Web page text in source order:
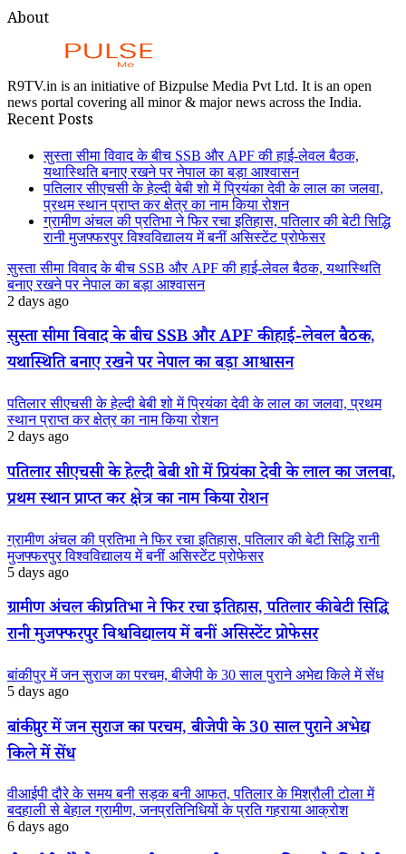
About
R9TV.in is an initiative of Bizpulse Media Pvt Ltd. It is an open
news portal covering all minor & major news across the India.
Recent Posts
सुस्ता सीमा विवाद के बीच SSB और APF की हाई-लेवल बैठक,
यथास्थिति बनाए रखने पर नेपाल का बड़ा आश्वासन
पतिलार सीएचसी के हेल्दी बेबी शो में प्रियंका देवी के लाल का जलवा,
प्रथम स्थान प्राप्त कर क्षेत्र का नाम किया रोशन
ग्रामीण अंचल की प्रतिभा ने फिर रचा इतिहास, पतिलार की बेटी सिद्धि
रानी मुजफ्फरपुर विश्वविद्यालय में बनीं असिस्टेंट प्रोफेसर
सुस्ता सीमा विवाद के बीच SSB और APF की हाई-लेवल बैठक, यथास्थिति
बनाए रखने पर नेपाल का बड़ा आश्वासन
2 days ago
सुस्ता सीमा विवाद के बीच SSB और APF की हाई-लेवल बैठक,
यथास्थिति बनाए रखने पर नेपाल का बड़ा आश्वासन
पतिलार सीएचसी के हेल्दी बेबी शो में प्रियंका देवी के लाल का जलवा, प्रथम
स्थान प्राप्त कर क्षेत्र का नाम किया रोशन
2 days ago
पतिलार सीएचसी के हेल्दी बेबी शो में प्रियंका देवी के लाल का जलवा,
प्रथम स्थान प्राप्त कर क्षेत्र का नाम किया रोशन
ग्रामीण अंचल की प्रतिभा ने फिर रचा इतिहास, पतिलार की बेटी सिद्धि रानी
मुजफ्फरपुर विश्वविद्यालय में बनीं असिस्टेंट प्रोफेसर
5 days ago
ग्रामीण अंचल की प्रतिभा ने फिर रचा इतिहास, पतिलार की बेटी सिद्धि
रानी मुजफ्फरपुर विश्वविद्यालय में बनीं असिस्टेंट प्रोफेसर
बांकीपुर में जन सुराज का परचम, बीजेपी के 30 साल पुराने अभेद्य किले में सेंध
5 days ago
बांकीपुर में जन सुराज का परचम, बीजेपी के 30 साल पुराने अभेद्य
किले में सेंध
वीआईपी दौरे के समय बनी सड़क बनी आफत, पतिलार के मिश्रौली टोला में
बदहाली से बेहाल ग्रामीण, जनप्रतिनिधियों के प्रति गहराया आक्रोश
6 days ago